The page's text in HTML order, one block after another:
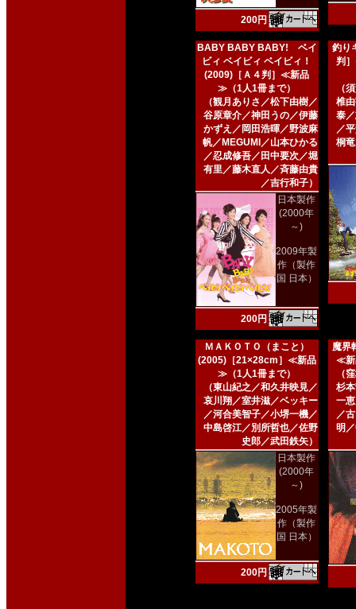
200円
BABY BABY BABY! ベイ
ビィ ベイビィ ベイビィ！
(2009)［Ａ４判］≪新品
≫（1人1冊まで）
（観月ありさ／松下由樹／
谷原章介／神田うの／伊藤
かずえ／岡田浩暉／野波麻
帆／MEGUMI／山本ひかる
／忍成修吾／田中要次／堀
有里／藤木直人／斉藤由貴
／吉行和子）
日本製作
(2000年
～)
2009年製
作（製作
国 日本）
200円
釣り
判
（
椎
泰
／
桐
ＭＡＫＯＴＯ（まこと）
(2005)［21×28cm］≪新品
≫（1人1冊まで）
（東山紀之／和久井映見／
哀川翔／室井滋／ベッキー
／河合美智子／小堺一機／
中島啓江／別所哲也／佐野
史郎／武田鉄矢）
日本製作
(2000年
～)
2005年製
作（製作
国 日本）
200円
魔界
≪新
（
杉
一
／
明